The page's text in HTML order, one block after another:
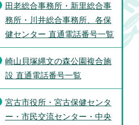
田老総合事務所・新里総合事
務所・川井総合事務所、各保
健センター 直通電話番号一覧
崎山貝塚縄文の森公園複合施
設 直通電話番号一覧
宮古市役所・宮古保健センタ
ー・市民交流センター・中央